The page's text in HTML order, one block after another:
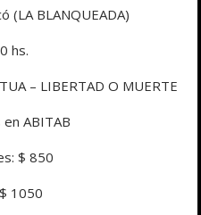
(LA BLANQUEADA)
hs.
– LIBERTAD O MUERTE
ABITAB
$ 850
1050